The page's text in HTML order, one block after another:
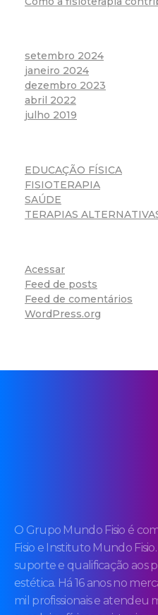
setembro 2024
janeiro 2024
dezembro 2023
abril 2022
julho 2019
EDUCAÇÃO FÍSICA
FISIOTERAPIA
SAÚDE
TERAPIAS
Acessar
Feed de posts
Feed de comentários
WordPress.org
O Grupo Mundo Fisio é
Fisio e Instituto Mundo
suporte e qualificação aos
estética. Há 16 anos no
mil profissionais e atendeu